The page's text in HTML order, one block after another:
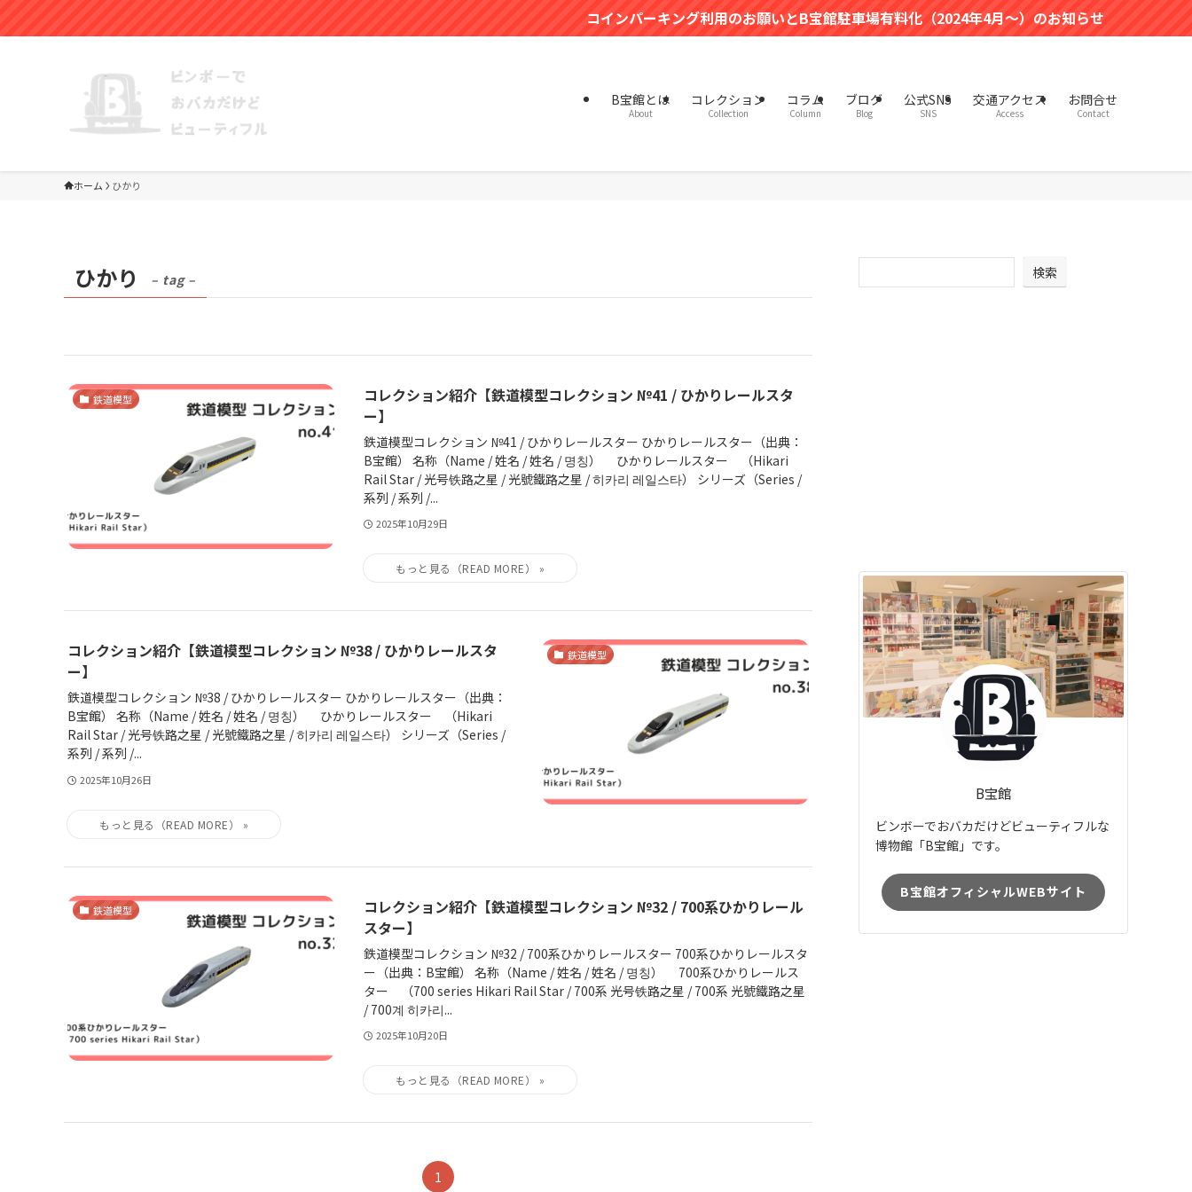
コインパーキング利用のお願いとB宝館駐車場有料化（2024年4月～）のお知らせ
B宝館とは
About
コレクション
Collection
コラム
Column
ブログ
Blog
公式SNS
SNS
交通アクセス
Access
お問合せ
Contact
ホーム ひかり
ひかり – tag –
鉄道模型
コレクション紹介【鉄道模型コレクション №41 / ひかりレールスタ
ー】
鉄道模型コレクション №41 / ひかりレールスター ひかりレールスター（出典：
B宝館） 名称（Name / 姓名 / 姓名 / 명칭） ひかりレールスター （Hikari
Rail Star / 光号铁路之星 / 光號鐵路之星 / 히카리 레일스타） シリーズ（Series /
系列 / 系列 /...
2025年10月29日
鉄道模型
コレクション紹介【鉄道模型コレクション №38 / ひかりレールスタ
ー】
鉄道模型コレクション №38 / ひかりレールスター ひかりレールスター（出典：
B宝館） 名称（Name / 姓名 / 姓名 / 명칭） ひかりレールスター （Hikari
Rail Star / 光号铁路之星 / 光號鐵路之星 / 히카리 레일스타） シリーズ（Series /
系列 / 系列 /...
2025年10月26日
鉄道模型
コレクション紹介【鉄道模型コレクション №32 / 700系ひかりレール
スター】
鉄道模型コレクション №32 / 700系ひかりレールスター 700系ひかりレールスタ
ー（出典：B宝館） 名称（Name / 姓名 / 姓名 / 명칭） 700系ひかりレールス
ター （700 series Hikari Rail Star / 700系 光号铁路之星 / 700系 光號鐵路之星
/ 700계 히카리...
2025年10月20日
1
検索
B宝館
ビンボーでおバカだけどビューティフルな
博物館「B宝館」です。
B宝館オフィシャルWEBサイト